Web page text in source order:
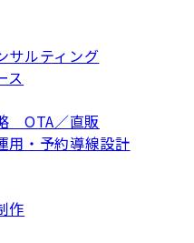
サルティング
ス
OTA／直販
用・予約導線設計
作